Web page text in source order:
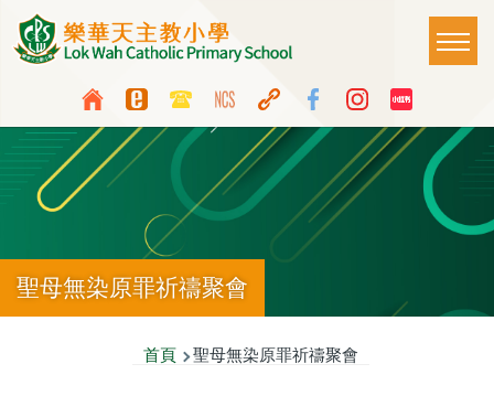
移至主內容
Top
Media
Icon
Button
Language
switcher
Main
聖母無染原罪祈禱聚會
首頁 聖母無染原罪祈禱聚會